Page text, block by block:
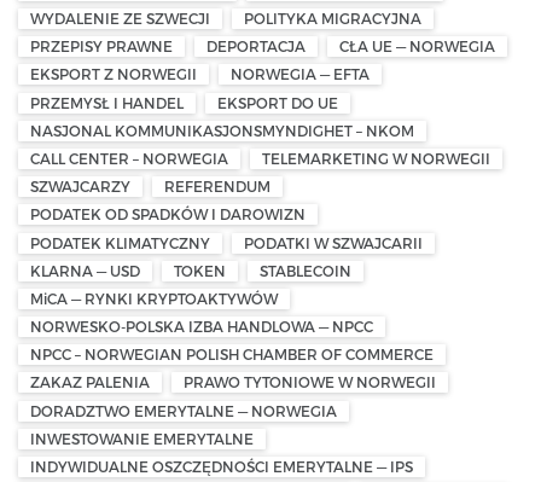
WYDALENIE ZE SZWECJI
POLITYKA MIGRACYJNA
PRZEPISY PRAWNE
DEPORTACJA
CŁA UE — NORWEGIA
EKSPORT Z NORWEGII
NORWEGIA — EFTA
PRZEMYSŁ I HANDEL
EKSPORT DO UE
NASJONAL KOMMUNIKASJONSMYNDIGHET – NKOM
CALL CENTER – NORWEGIA
TELEMARKETING W NORWEGII
SZWAJCARZY
REFERENDUM
PODATEK OD SPADKÓW I DAROWIZN
PODATEK KLIMATYCZNY
PODATKI W SZWAJCARII
KLARNA — USD
TOKEN
STABLECOIN
MiCA — RYNKI KRYPTOAKTYWÓW
NORWESKO-POLSKA IZBA HANDLOWA — NPCC
NPCC – NORWEGIAN POLISH CHAMBER OF COMMERCE
ZAKAZ PALENIA
PRAWO TYTONIOWE W NORWEGII
DORADZTWO EMERYTALNE — NORWEGIA
INWESTOWANIE EMERYTALNE
INDYWIDUALNE OSZCZĘDNOŚCI EMERYTALNE — IPS